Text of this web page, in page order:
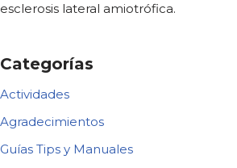
esclerosis lateral amiotrófica.
Categorías
Actividades
Agradecimientos
Guías Tips y Manuales